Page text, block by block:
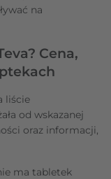
na
Cena,
liście
od wskazanej
oraz informacji,
ma tabletek